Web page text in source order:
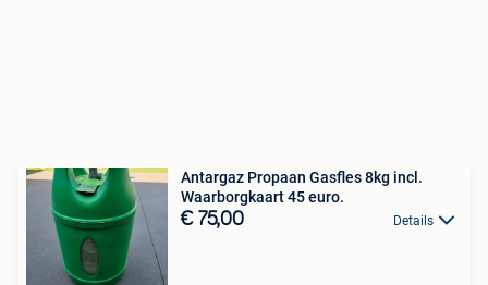
Antargaz Propaan Gasfles 8kg incl.
Waarborgkaart 45 euro.
€ 75,00 Details